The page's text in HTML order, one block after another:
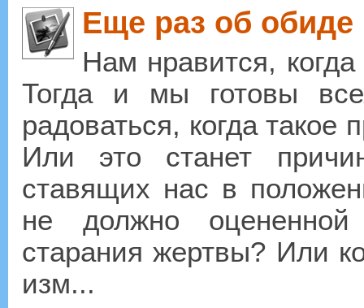
Еще раз об обиде
Нам нравится,
Тогда и мы готовы
радоваться, когда
Или это станет
ставящих нас в
не должно
старания жертвы? Или
изм...